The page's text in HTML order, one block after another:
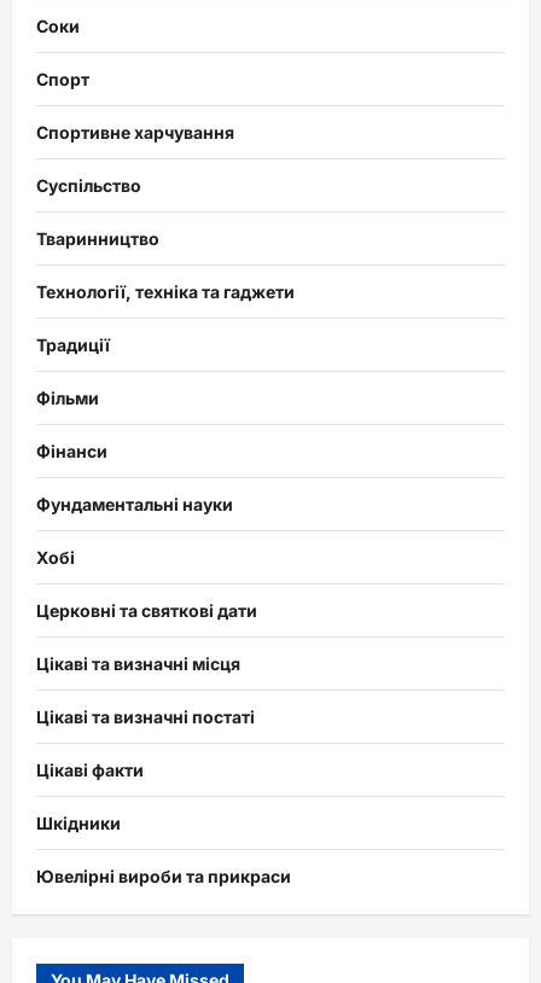
Соки
Спорт
Спортивне харчування
Суспільство
Тваринництво
Технології, техніка та гаджети
Традиції
Фільми
Фінанси
Фундаментальні науки
Хобі
Церковні та святкові дати
Цікаві та визначні місця
Цікаві та визначні постаті
Цікаві факти
Шкідники
Ювелірні вироби та прикраси